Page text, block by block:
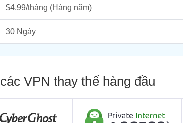
$4,99/tháng (Hàng năm)
30 Ngày
VPN thay thế hàng đầu